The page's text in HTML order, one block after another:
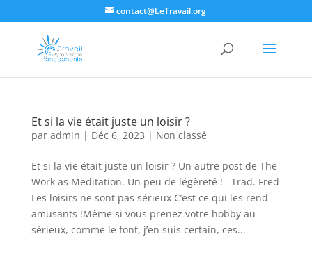
contact@LeTravail.org
Et si la vie était juste un loisir ?
par admin | Déc 6, 2023 | Non classé
Et si la vie était juste un loisir ? Un autre post de The
Work as Meditation. Un peu de légèreté ! Trad. Fred
Les loisirs ne sont pas sérieux C’est ce qui les rend
amusants !Même si vous prenez votre hobby au
sérieux, comme le font, j’en suis certain, ces...